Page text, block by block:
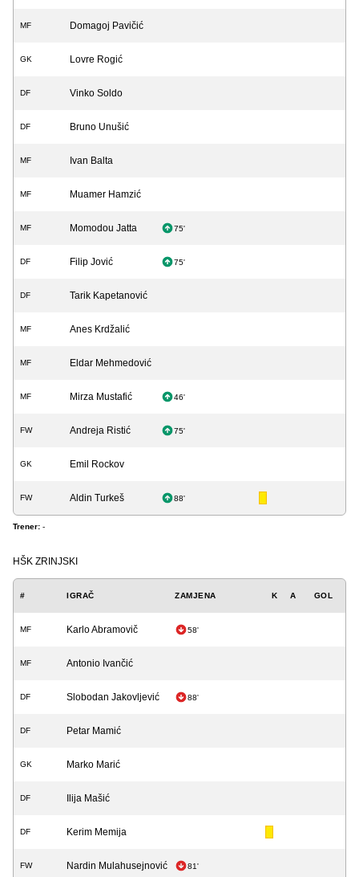
MF Domagoj Pavičić
GK Lovre Rogić
DF Vinko Soldo
DF Bruno Unušić
MF Ivan Balta
MF Muamer Hamzić
MF Momodou Jatta 75'
DF Filip Jović 75'
DF Tarik Kapetanović
MF Anes Krdžalić
MF Eldar Mehmedović
MF Mirza Mustafić 46'
FW Andreja Ristić 75'
GK Emil Rockov
FW Aldin Turkeš 88'
Trener: -
HŠK ZRINJSKI
# IGRAČ ZAMJENA K A GOL
MF Karlo Abramovič 58'
MF Antonio Ivančić
DF Slobodan Jakovljević 88'
DF Petar Mamić
GK Marko Marić
DF Ilija Mašić
DF Kerim Memija
FW Nardin Mulahusejnović 81'